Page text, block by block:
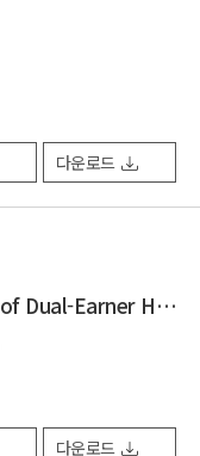
다운로드
The Changing Time-Use Patterns of Dual-Earner Households in the Childrearing Stage 2019-2024
다운로드